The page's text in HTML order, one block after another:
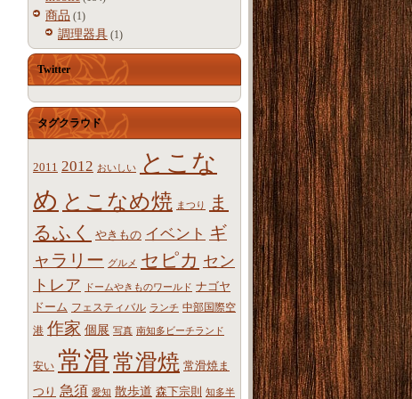
商品 (1)
調理器具 (1)
Twitter
タグクラウド
2011 2012 おいしい
とこな
め とこなめ焼 まつり
ま
るふく
やきもの イベント ギ
ャラリー グルメ セピカ セン
トレア
ドームやきものワールド ナゴヤ
ドーム フェスティバル ランチ 中部国際空
港 作家 個展 写真 南知多ビーチランド
安い 常滑常滑焼 常滑焼ま
つり 急須 愛知 散歩道 森下宗則 知多半